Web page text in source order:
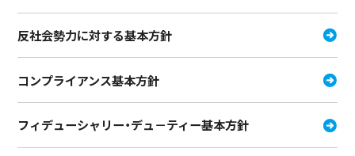
反社会勢力に対する基本方針
コンプライアンス基本方針
フィデューシャリー・デュ－ティー基本方針